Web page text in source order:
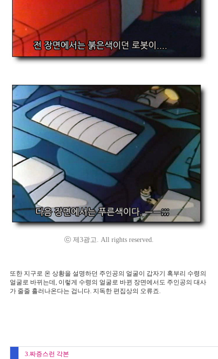
ⓒ 제3광고. All rights reserved.
또한 지구로 온 상황을 설명하던 주인공의 얼굴이 갑자기 혹부리 수령의
얼굴로 바뀌는데, 이렇게 수령의 얼굴로 바뀐 장면에서도 주인공의 대사
가 줄줄 흘러나온다는 겁니다. 지독한 편집상의 오류죠.
3.짜증스런 각본